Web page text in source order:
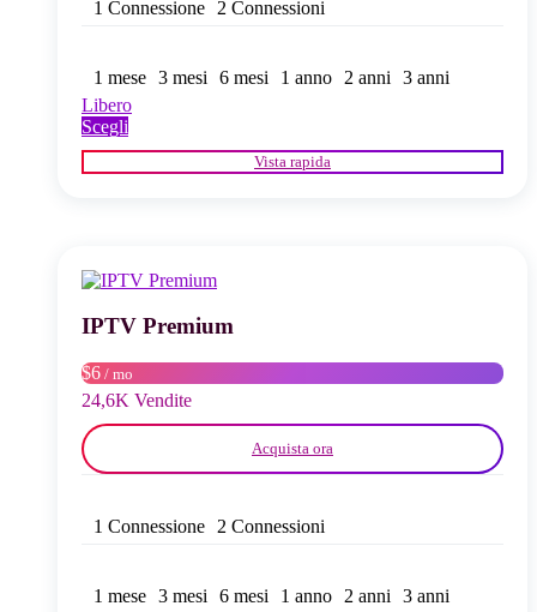
1 Connessione 2 Connessioni
1 mese 3 mesi 6 mesi 1 anno 2 anni
3 anni
Libero
Scegli
prodotto
ha
possono
scelte
pagina
del
prodotto
Vista rapida
IPTV Premium
$6 / mo
24,6K Vendite
Acquista ora
1 Connessione 2 Connessioni
1 mese 3 mesi 6 mesi 1 anno 2 anni
3 anni